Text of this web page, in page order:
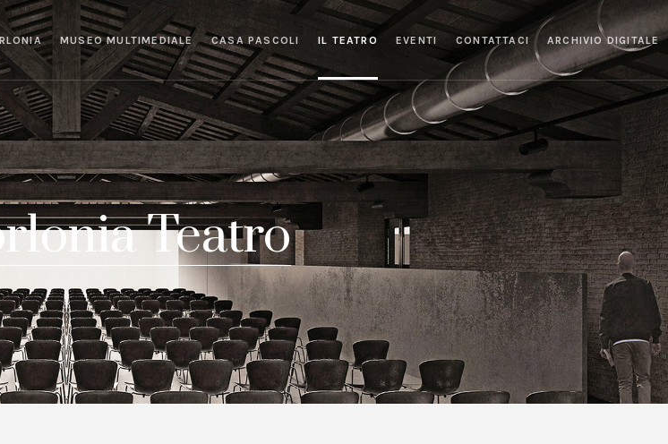
MUSEO MULTIMEDIALE CASA PASCOLI IL TEATRO EVENTI CONTATTACI ARCHIVIO DIGITALE
Teatro